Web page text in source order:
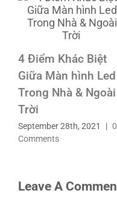
Khác Biệt
Màn hình Led
Nhà & Ngoài
28th, 2021 |
0
Leave A